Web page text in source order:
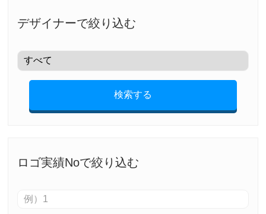
デザイナーで絞り込む
検索する
ロゴ実績Noで絞り込む